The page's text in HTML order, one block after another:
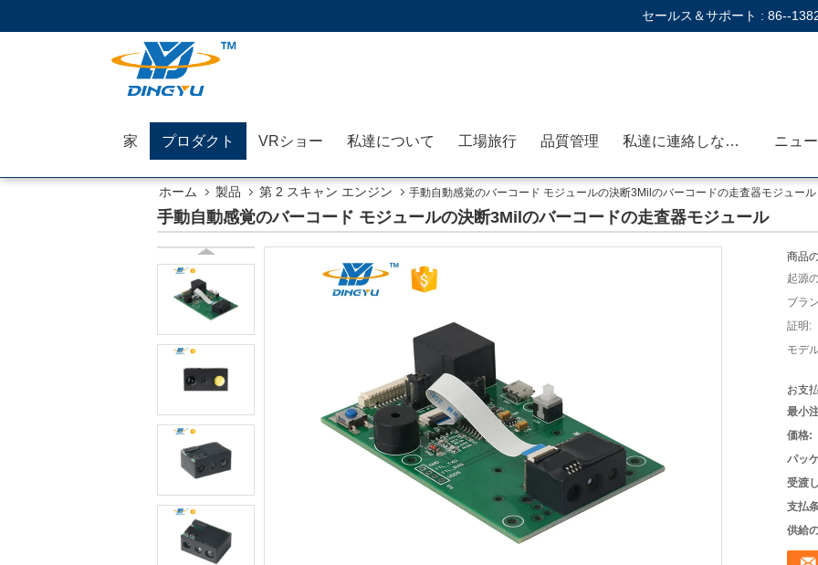
セールス＆サポート : 86--
家 プロダクト VRショー 私達について 工場旅行 品質管理 私達に連絡しなさい ニュ
ホーム 製品 第 2 スキャン エンジン 手動自動感覚のバーコード モジュールの決断3Milのバーコードの走査器モジュール
手動自動感覚のバーコード モジュールの決断3Milのバーコードの走査器モジュール
商品
起源
ブラ
証明:
モデ
お支
最小
価格:
パッ
受渡
支払
供給